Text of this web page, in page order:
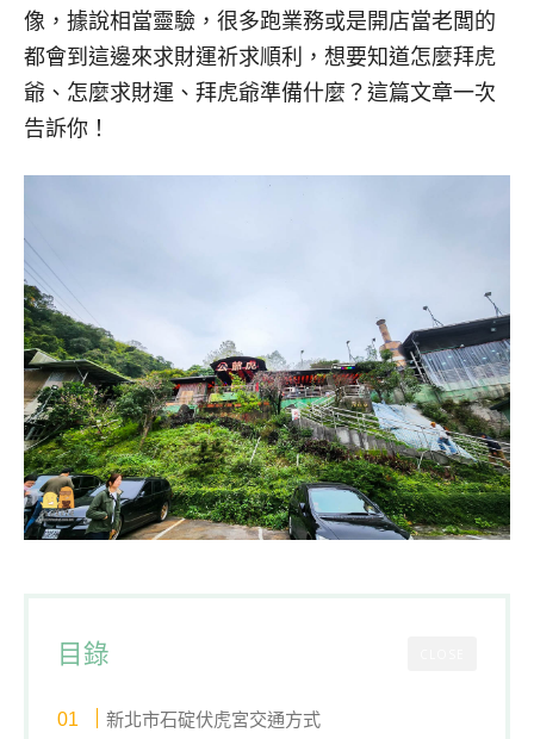
像，據說相當靈驗，很多跑業務或是開店當老闆的
都會到這邊來求財運祈求順利，想要知道怎麼拜虎
爺、怎麼求財運、拜虎爺準備什麼？這篇文章一次
告訴你！
目錄
新北市石碇伏虎宮交通方式